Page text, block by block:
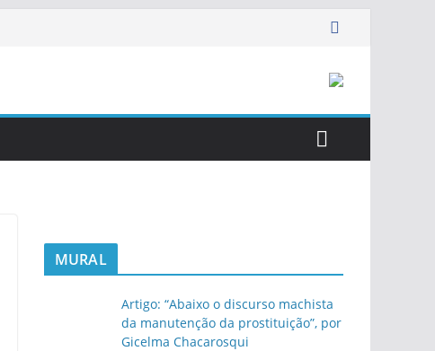
MURAL
Artigo: “Abaixo o discurso machista
da manutenção da prostituição”, por
Gicelma Chacarosqui